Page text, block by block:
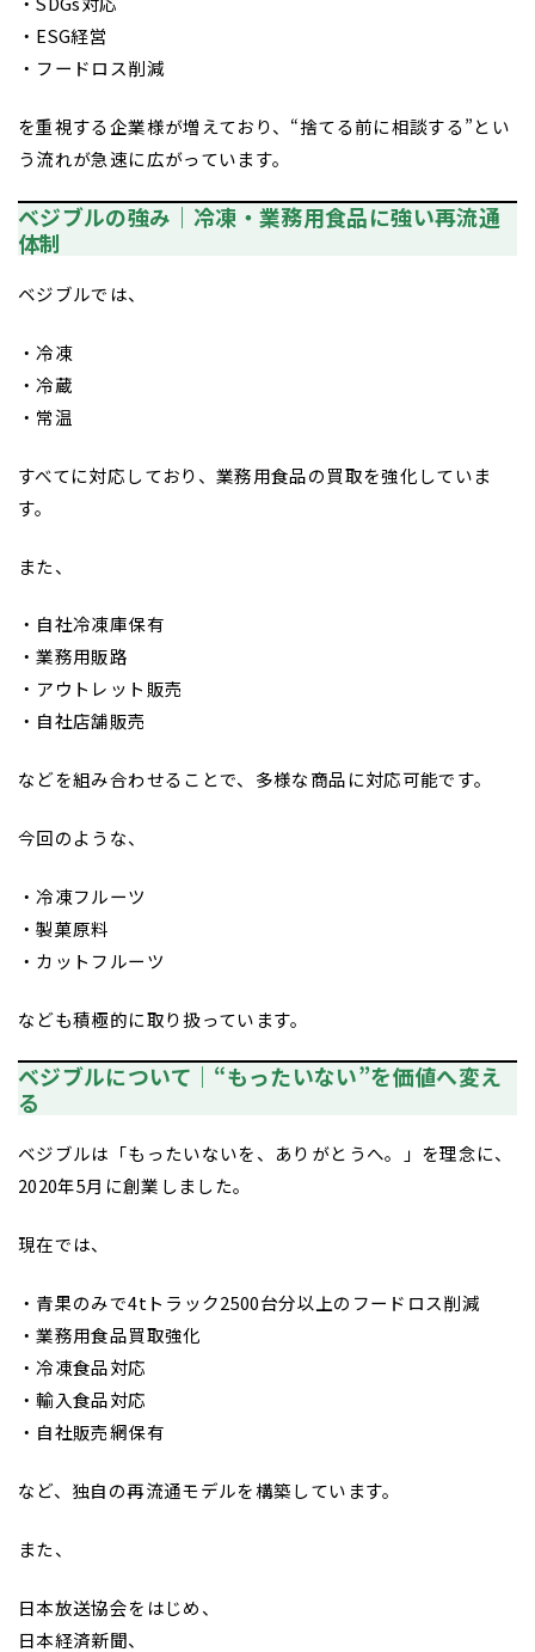
・ESG経営
・フードロス削減
を重視する企業様が増えており、“捨てる前に相談する”とい
う流れが急速に広がっています。
ベジブルの強み｜冷凍・業務用食品に強い再流通
体制
ベジブルでは、
・冷凍
・冷蔵
・常温
すべてに対応しており、業務用食品の買取を強化していま
す。
また、
・自社冷凍庫保有
・業務用販路
・アウトレット販売
・自社店舗販売
などを組み合わせることで、多様な商品に対応可能です。
今回のような、
・冷凍フルーツ
・製菓原料
・カットフルーツ
なども積極的に取り扱っています。
ベジブルについて｜“もったいない”を価値へ変え
る
ベジブルは「もったいないを、ありがとうへ。」を理念に、
2020年5月に創業しました。
現在では、
・青果のみで4tトラック2500台分以上のフードロス削減
・業務用食品買取強化
・冷凍食品対応
・輸入食品対応
・自社販売網保有
など、独自の再流通モデルを構築しています。
また、
日本放送協会をはじめ、
日本経済新聞、